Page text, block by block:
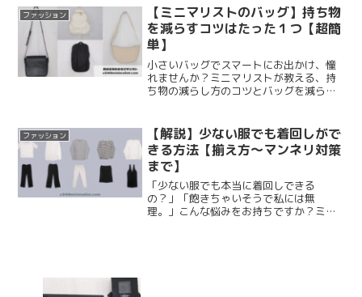
ます。ぜひ参考にしてみてください♡
ファッション
【ミニマリストのバッグ】持ち物
を減らすコツはたった１つ【超簡
単】
小さいバッグでスマートにお出かけ、憧
れませんか？ミニマリストが教える、持
ち物の減らし方のコツとバッグを減らす
ッキリしますよ。超簡単なので、ぜひ参
考にしてみてくださいね。
ファッション
【解説】少ない服でも着回しがで
きる方法【揃え方〜マンネリ対策
まで】
「少ない服でも本当に着回しできる
の？」「飽きちゃいそうで私には無
理。」こんな悩みをお持ちですか？ミニ